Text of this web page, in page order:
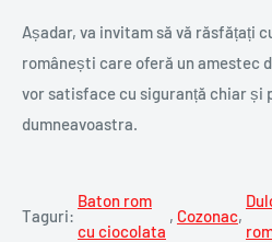
Așadar, va invitam să vă răsfățați
românești care oferă un amestec
vor satisface cu siguranță chiar și
dumneavoastra.
Taguri:
Baton rom
cu ciocolata
, Cozonac,